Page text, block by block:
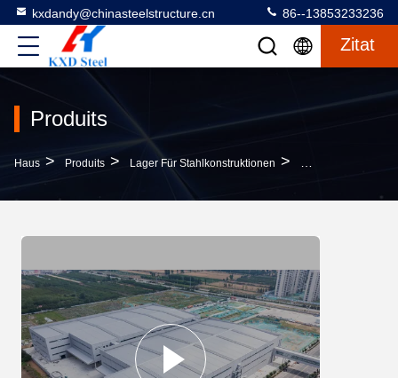
kxdandy@chinasteelstructure.cn 86--13853233236
Zitat
Produits
Haus > Produits > Lager Für Stahlkonstruktionen > ASTM